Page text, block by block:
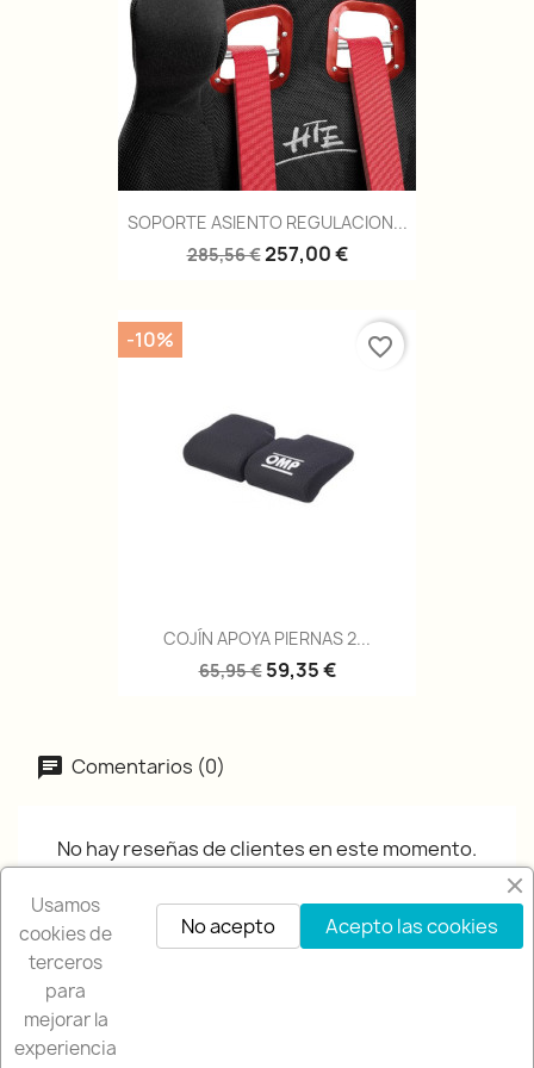
SOPORTE ASIENTO REGULACION...
285,56 €257,00 €
COJÍN APOYA PIERNAS 2...
65,95 € 59,35 €
-10% favorite_border
Comentarios (0)
No hay reseñas de clientes en este momento.
Usamos
cookies de
terceros
para
mejorar la
experiencia
Acepto las cookies
No acepto